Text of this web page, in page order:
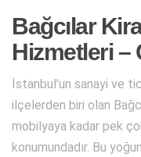
Bağcılar
Hizmetleri –
İstanbul’un sanayi ve
ilçelerden biri olan
mobilyaya kadar pek
konumundadır. Bu